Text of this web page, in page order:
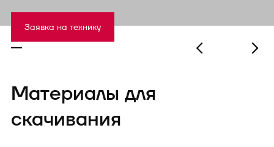
Заявка на технику
Материалы для
скачивания